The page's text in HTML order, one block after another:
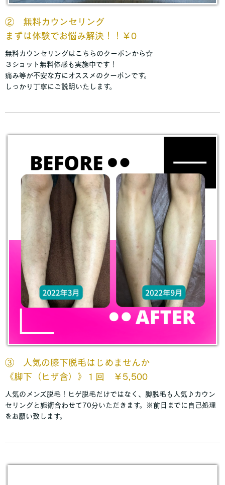
② 無料カウンセリング
まずは体験でお悩み解決！！￥0
無料カウンセリングはこちらのクーポンから☆
３ショット無料体感も実施中です！
痛み等が不安な方にオススメのクーポンです。
しっかり丁寧にご説明いたします。
③
人気の膝下脱毛はじめませんか
《脚下（ヒザ含）》１回 ￥5,500
人気のメンズ脱毛！ヒゲ脱毛だけではなく、脚脱毛も人気♪カウン
セリングと施術合わせて70分いただきます。※前日までに自己処理
をお願い致します。